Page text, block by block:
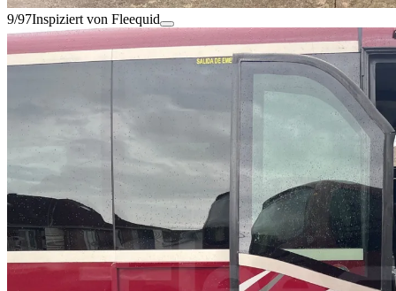
9/97Inspiziert von Fleequid